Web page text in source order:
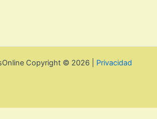
Copyright © 2026 | Privacidad